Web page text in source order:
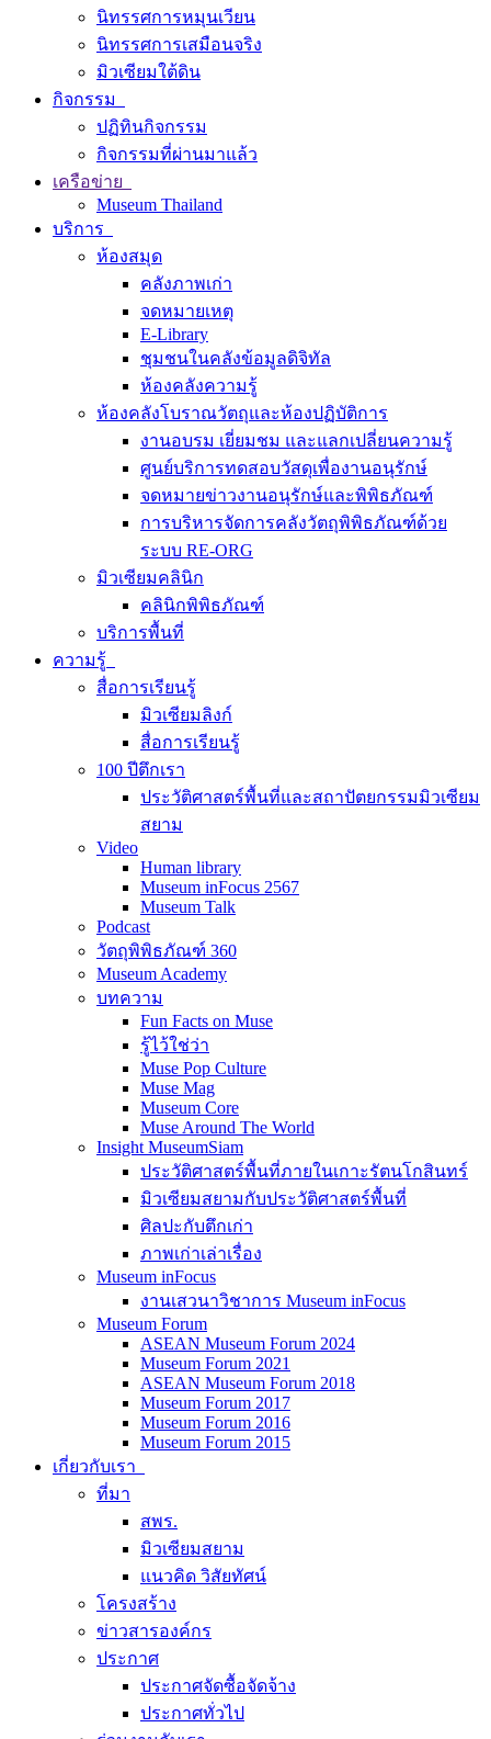
นิทรรศการหมุนเวียน
นิทรรศการเสมือนจริง
มิวเซียมใต้ดิน
กิจกรรม
ปฏิทินกิจกรรม
กิจกรรมที่ผ่านมาแล้ว
เครือข่าย
Museum Thailand
บริการ
ห้องสมุด
คลังภาพเก่า
จดหมายเหตุ
E-Library
ชุมชนในคลังข้อมูลดิจิทัล
ห้องคลังความรู้
ห้องคลังโบราณวัตถุและห้องปฏิบัติการ
งานอบรม เยี่ยมชม และแลกเปลี่ยนความรู้
ศูนย์บริการทดสอบวัสดุเพื่องานอนุรักษ์
จดหมายข่าวงานอนุรักษ์และพิพิธภัณฑ์
การบริหารจัดการคลังวัตถุพิพิธภัณฑ์ด้วย
ระบบ RE-ORG
มิวเซียมคลินิก
คลินิกพิพิธภัณฑ์
บริการพื้นที่
ความรู้
สื่อการเรียนรู้
มิวเซียมลิงก์
สื่อการเรียนรู้
100 ปีตึกเรา
ประวัติศาสตร์พื้นที่และสถาปัตยกรรมมิวเซียม
สยาม
Video
Human library
Museum inFocus 2567
Museum Talk
Podcast
วัตถุพิพิธภัณฑ์ 360
Museum Academy
บทความ
Fun Facts on Muse
รู้ไว้ใช่ว่า
Muse Pop Culture
Muse Mag
Museum Core
Muse Around The World
Insight MuseumSiam
ประวัติศาสตร์พื้นที่ภายในเกาะรัตนโกสินทร์
มิวเซียมสยามกับประวัติศาสตร์พื้นที่
ศิลปะกับตึกเก่า
ภาพเก่าเล่าเรื่อง
Museum inFocus
งานเสวนาวิชาการ Museum inFocus
Museum Forum
ASEAN Museum Forum 2024
Museum Forum 2021
ASEAN Museum Forum 2018
Museum Forum 2017
Museum Forum 2016
Museum Forum 2015
เกี่ยวกับเรา
ที่มา
สพร.
มิวเซียมสยาม
แนวคิด วิสัยทัศน์
โครงสร้าง
ข่าวสารองค์กร
ประกาศ
ประกาศจัดซื้อจัดจ้าง
ประกาศทั่วไป